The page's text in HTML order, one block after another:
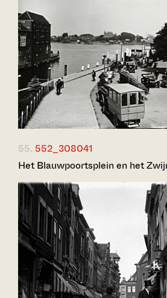
55. 552_308041
Het Blauwpoortsplein en het